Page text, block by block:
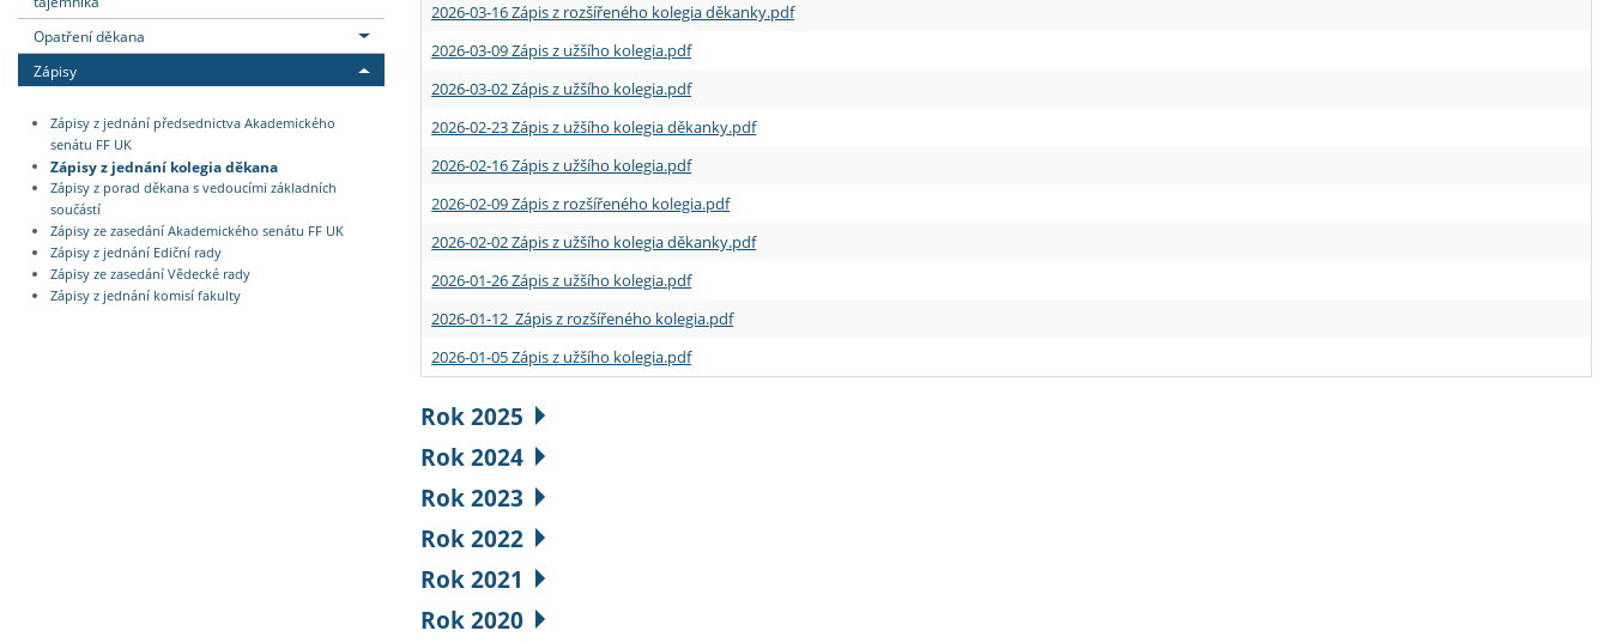
Opatření děkana
Zápisy
Zápisy z jednání předsednictva Akademického
senátu FF UK
Zápisy z jednání kolegia děkana
Zápisy z porad děkana s vedoucími základních
součástí
Zápisy ze zasedání Akademického senátu FF UK
Zápisy z jednání Ediční rady
Zápisy ze zasedání Vědecké rady
Zápisy z jednání komisí fakulty
2026-03-16 Zápis z rozšířeného kolegia děkanky.pdf
2026-03-09 Zápis z užšího kolegia.pdf
2026-03-02 Zápis z užšího kolegia.pdf
2026-02-23 Zápis z užšího kolegia děkanky.pdf
2026-02-16 Zápis z užšího kolegia.pdf
2026-02-09 Zápis z rozšířeného kolegia.pdf
2026-02-02 Zápis z užšího kolegia děkanky.pdf
2026-01-26 Zápis z užšího kolegia.pdf
2026-01-12 Zápis z rozšířeného kolegia.pdf
2026-01-05 Zápis z užšího kolegia.pdf
Rok 2025
Rok 2024
Rok 2023
Rok 2022
Rok 2021
Rok 2020